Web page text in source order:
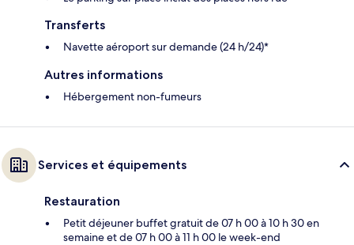
Transferts
Navette aéroport sur demande (24 h/24)*
Autres informations
Hébergement non-fumeurs
Services et équipements
Restauration
Petit déjeuner buffet gratuit de 07 h 00 à 10 h 30 en
semaine et de 07 h 00 à 11 h 00 le week-end